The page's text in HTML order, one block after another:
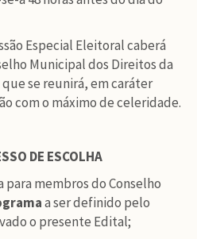
Especial Eleitoral caberá
Municipal dos Direitos da
se reunirá, em caráter
com o máximo de celeridade.
DE ESCOLHA
para membros do Conselho
a ser definido pelo
o presente Edital;